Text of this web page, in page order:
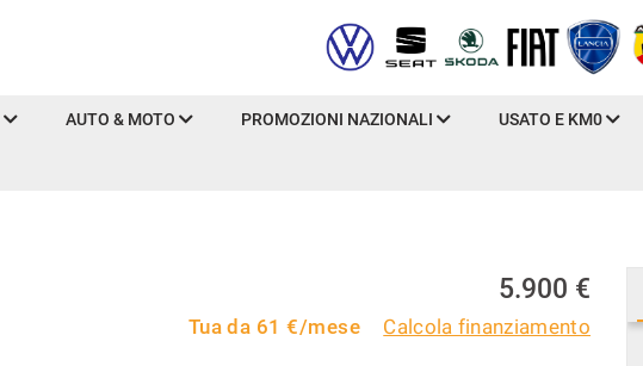
AUTO & MOTO PROMOZIONI NAZIONALI USATO E KM0
5.900 €
Tua da 61 €/mese Calcola finanziamento